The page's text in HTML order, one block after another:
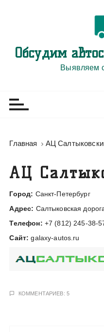
Обсудим
Выявляем
Главная АЦ
АЦ
Город: Санкт-Петербург
Адрес: Салтыковская
Телефон: +7 (812) 245-38-
Сайт: galaxy-autos.ru
КОММЕНТАРИЕВ: 5